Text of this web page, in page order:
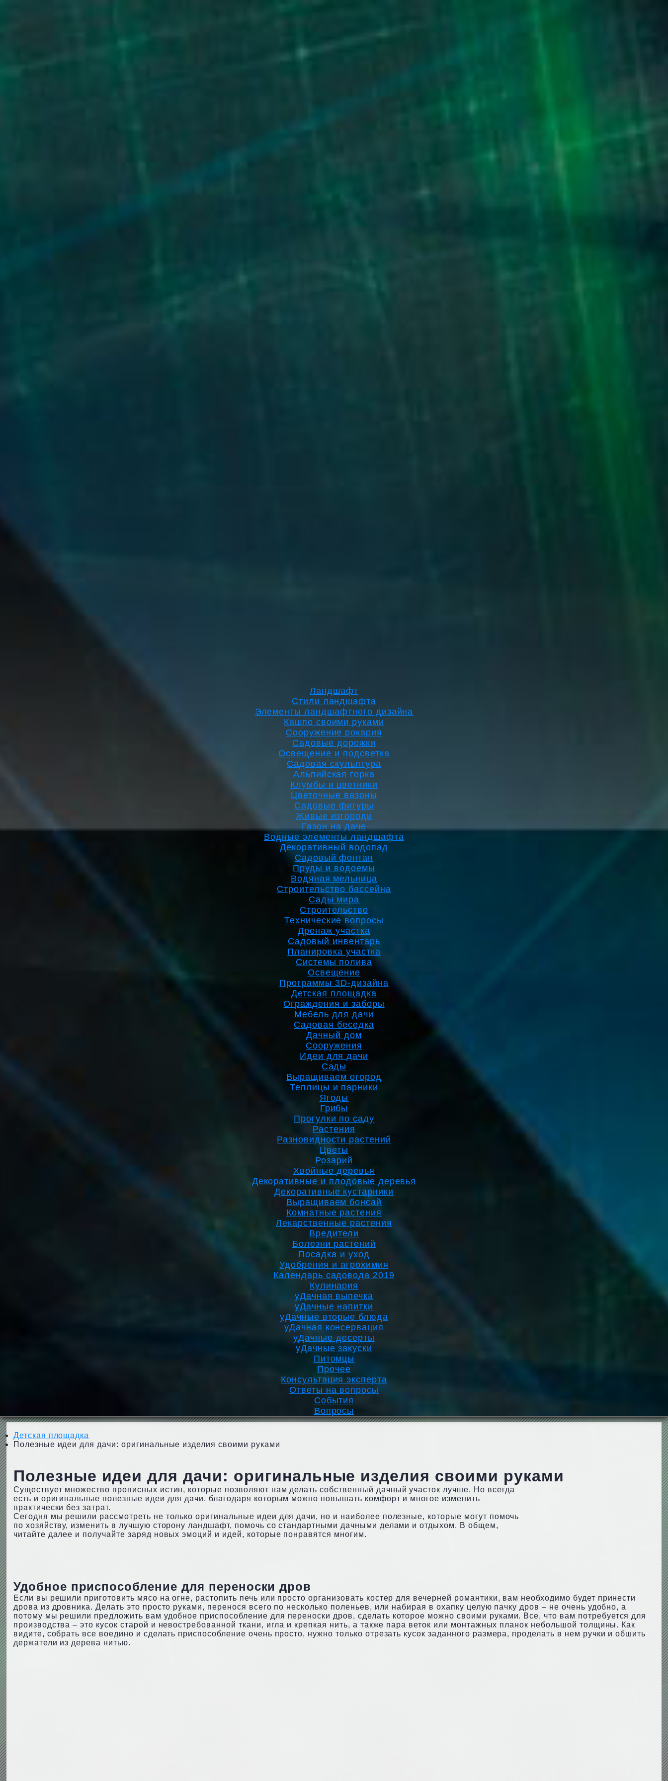
Ландшафт
Стили ландшафта
Элементы ландшафтного дизайна
Кашпо своими руками
Сооружение рокария
Садовые дорожки
Освещение и подсветка
Садовая скульптура
Альпийская горка
Клумбы и цветники
Цветочные вазоны
Садовые фигуры
Живые изгороди
Газон на даче
Водные элементы ландшафта
Декоративный водопад
Садовый фонтан
Пруды и водоемы
Водяная мельница
Строительство бассейна
Сады мира
Строительство
Технические вопросы
Дренаж участка
Садовый инвентарь
Планировка участка
Системы полива
Освещение
Программы 3D-дизайна
Детская площадка
Ограждения и заборы
Мебель для дачи
Садовая беседка
Дачный дом
Сооружения
Идеи для дачи
Сады
Выращиваем огород
Теплицы и парники
Ягоды
Грибы
Прогулки по саду
Растения
Разновидности растений
Цветы
Розарий
Хвойные деревья
Декоративные и плодовые деревья
Декоративные кустарники
Выращиваем бонсай
Комнатные растения
Лекарственные растения
Вредители
Болезни растений
Посадка и уход
Удобрения и агрохимия
Календарь садовода 2019
Кулинария
уДачная выпечка
уДачные напитки
уДачные вторые блюда
уДачная консервация
уДачные десерты
уДачные закуски
Питомцы
Прочее
Консультация эксперта
Ответы на вопросы
События
Вопросы
Детская площадка
Полезные идеи для дачи: оригинальные изделия своими руками
Полезные идеи для дачи: оригинальные изделия своими руками
Существует множество прописных истин, которые позволяют нам делать собственный дачный участок лучше. Но всегда
есть и оригинальные полезные идеи для дачи, благодаря которым можно повышать комфорт и многое изменить
практически без затрат.
Сегодня мы решили рассмотреть не только оригинальные идеи для дачи, но и наиболее полезные, которые могут помочь
по хозяйству, изменить в лучшую сторону ландшафт, помочь со стандартными дачными делами и отдыхом. В общем,
читайте далее и получайте заряд новых эмоций и идей, которые понравятся многим.
Удобное приспособление для переноски дров
Если вы решили приготовить мясо на огне, растопить печь или просто организовать костер для вечерней романтики, вам необходимо будет принести
дрова из дровника. Делать это просто руками, перенося всего по несколько поленьев, или набирая в охапку целую пачку дров – не очень удобно, а
потому мы решили предложить вам удобное приспособление для переноски дров, сделать которое можно своими руками. Все, что вам потребуется для
производства – это кусок старой и невостребованной ткани, игла и крепкая нить, а также пара веток или монтажных планок небольшой толщины. Как
видите, собрать все воедино и сделать приспособление очень просто, нужно только отрезать кусок заданного размера, проделать в нем ручки и обшить
держатели из дерева нитью.